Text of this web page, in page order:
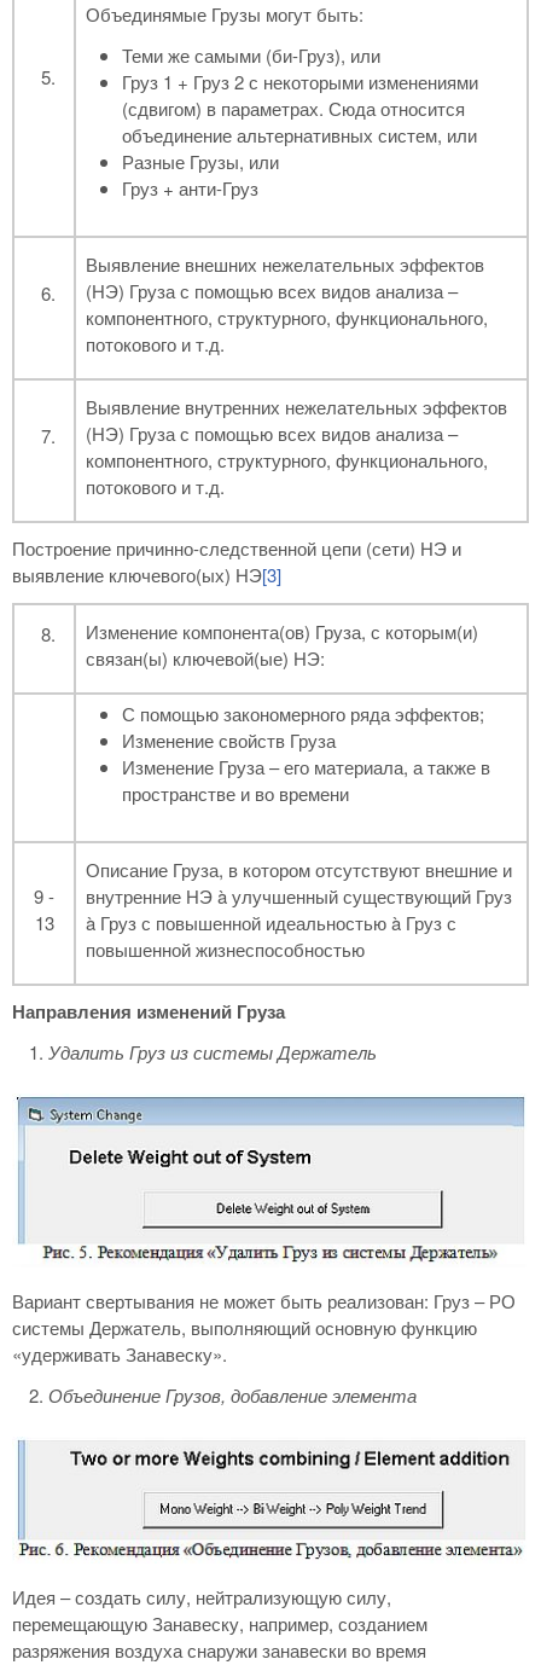
Объединямые Грузы могут быть:
Теми же самыми (би-Груз), или
Груз 1 + Груз 2 с некоторыми изменениями
(сдвигом) в параметрах. Сюда относится
объединение альтернативных систем, или
Разные Грузы, или
Груз + анти-Груз
Выявление внешних нежелательных эффектов
(НЭ) Груза с помощью всех видов анализа –
компонентного, структурного, функционального,
потокового и т.д.
Выявление внутренних нежелательных эффектов
(НЭ) Груза с помощью всех видов анализа –
компонентного, структурного, функционального,
потокового и т.д.
Построение причинно-следственной цепи (сети) НЭ и
выявление ключевого(ых) НЭ[3]
Изменение компонента(ов) Груза, с которым(и)
связан(ы) ключевой(ые) НЭ:
С помощью закономерного ряда эффектов;
Изменение свойств Груза
Изменение Груза – его материала, а также в
пространстве и во времени
9 -
13
Описание Груза, в котором отсутствуют внешние и
внутренние НЭ à улучшенный существующий Груз
à Груз с повышенной идеальностью à Груз с
повышенной жизнеспособностью
Направления изменений Груза
Удалить Груз из системы Держатель
Вариант свертывания не может быть реализован: Груз – РО
системы Держатель, выполняющий основную функцию
«удерживать Занавеску».
Объединение Грузов, добавление элемента
Идея – создать силу, нейтрализующую силу,
перемещающую Занавеску, например, созданием
разряжения воздуха снаружи занавески во время